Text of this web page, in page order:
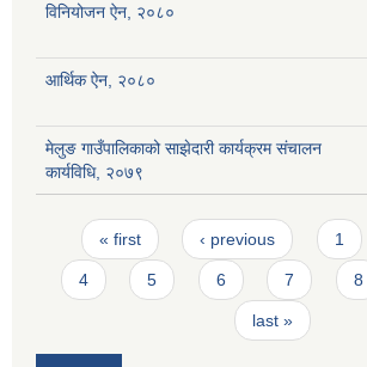
विनियोजन ऐन, २०८०
आर्थिक ऐन, २०८०
मेलुङ गाउँपालिकाको साझेदारी कार्यक्रम संचालन
कार्यविधि, २०७९
Pages
« first ‹ previous 1
4 5 6 7 8
last »